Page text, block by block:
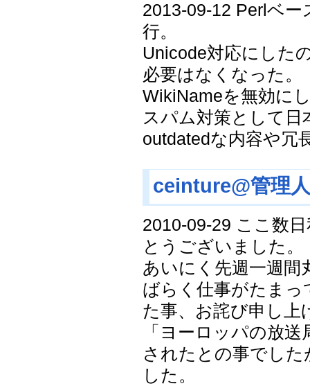
2013-09-12 Perlベ
行。
Unicode対応にした
必要はなくなった。
WikiNameを無効に
スパム対策として
outdatedな内容や冗
ceinture@管理
2010-09-29 ここ数
とうございました。
あいにく先週一週間
ばらく仕事がたまっ
た事、お詫び申し上
「ヨーロッパの放
されたとの事でし
した。